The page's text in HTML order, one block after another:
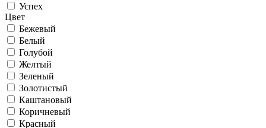
Успех
Цвет
Бежевый
Белый
Голубой
Желтый
Зеленый
Золотистый
Каштановый
Коричневый
Красный